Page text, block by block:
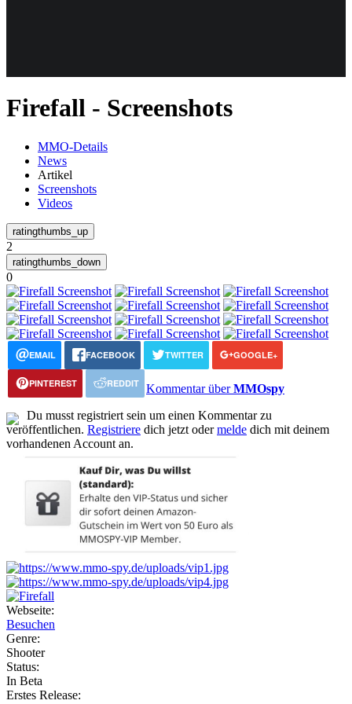
Firefall - Screenshots
MMO-Details
News
Artikel
Screenshots
Videos
2
0
EMAIL FACEBOOK TWITTER GOOGLE+
PINTEREST REDDIT Kommentar überMMOspy
Du musst registriert sein um einen Kommentar zu
veröffentlichen. Registriere dich jetzt odermelde dich mit deinem
vorhandenen Account an.
Webseite:
Besuchen
Genre:
Shooter
Status:
In Beta
Erstes Release: